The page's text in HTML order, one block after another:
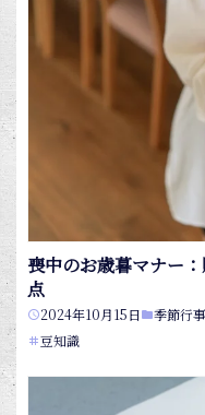
喪中のお歳暮マナー
点
2024年10月15日
季節行事
豆知識